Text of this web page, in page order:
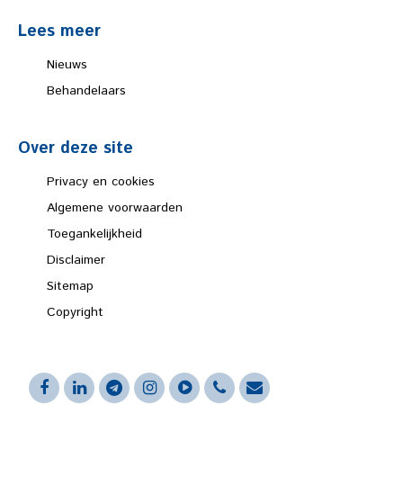
Lees meer
Nieuws
Behandelaars
Over deze site
Privacy en cookies
Algemene voorwaarden
Toegankelijkheid
Disclaimer
Sitemap
Copyright